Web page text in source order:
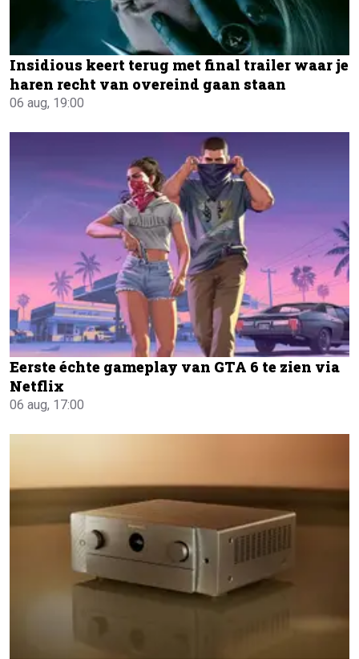
Insidious keert terug met final trailer waar je
haren recht van overeind gaan staan
06 aug, 19:00
Eerste échte gameplay van GTA 6 te zien via
Netflix
06 aug, 17:00